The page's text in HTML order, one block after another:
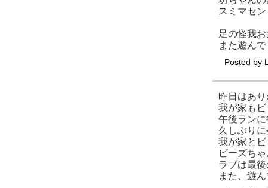
スミマセ
足の怪我
また遊ん
Posted by
昨日はあ
我が家も
午後ラン
久しぶり
我が家と
ビーズち
ラブは最
また、遊